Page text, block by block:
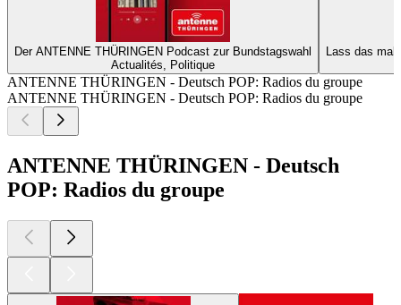
Der ANTENNE THÜRINGEN Podcast zur Bundstagswahl
Actualités, Politique
Lass das
ANTENNE THÜRINGEN - Deutsch POP: Radios du groupe
ANTENNE THÜRINGEN - Deutsch POP: Radios du groupe
ANTENNE THÜRINGEN - Deutsch
POP: Radios du groupe